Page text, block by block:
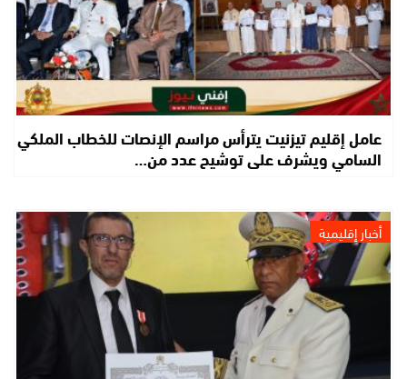
عامل إقليم تيزنيت يترأس مراسم الإنصات للخطاب الملكي
السامي ويشرف على توشيح عدد من…
أخبار إقليمية